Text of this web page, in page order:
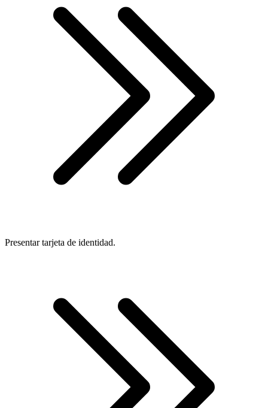
Presentar tarjeta de identidad.